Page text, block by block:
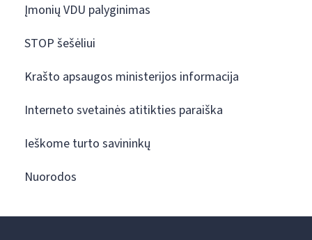
Įmonių VDU palyginimas
STOP šešėliui
Krašto apsaugos ministerijos informacija
Interneto svetainės atitikties paraiška
Ieškome turto savininkų
Nuorodos